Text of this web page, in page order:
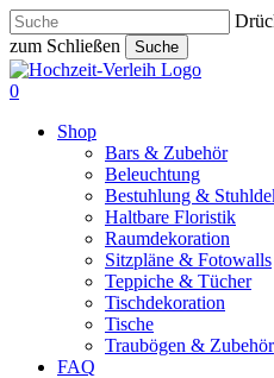
Skip
to
main
content
zum Schließen
Suche
Close
Search
search
account
0
Shop
Bars & Zubehör
Beleuchtung
Bestuhlung &
Haltbare Floristik
Raumdekoration
Sitzpläne & Fotowalls
Teppiche & Tücher
Tischdekoration
Tische
Traubögen & Zubehör
FAQ